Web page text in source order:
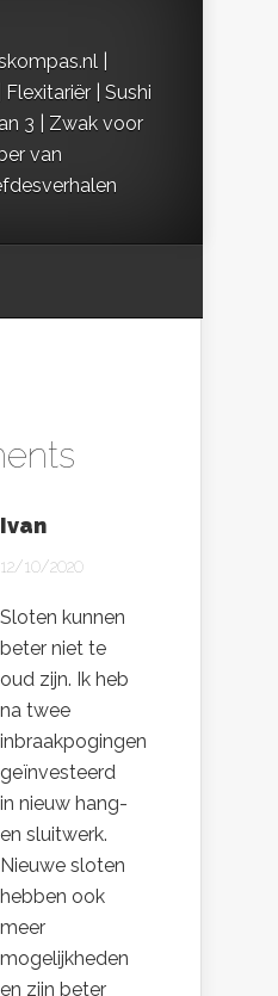
|
| Sushi
3 | Zwak voor
van
Ivan
12/10/2020
Sloten kunnen
beter niet te
oud zijn. Ik heb
na twee
inbraakpogingen
geïnvesteerd
in nieuw hang-
en sluitwerk.
Nieuwe sloten
hebben ook
meer
mogelijkheden
en zijn beter